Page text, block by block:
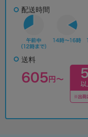
配送時間
送料